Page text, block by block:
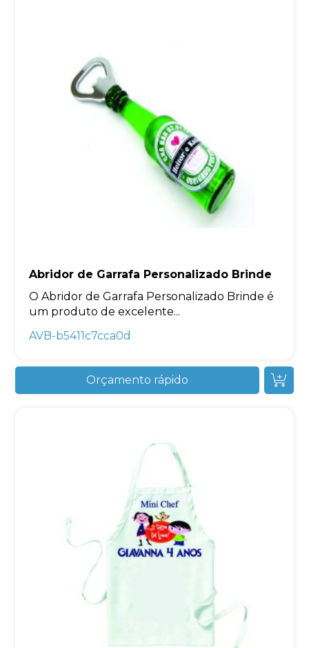
Abridor de Garrafa Personalizado Brinde
O Abridor de Garrafa Personalizado Brinde é
um produto de excelente...
AVB-b5411c7cca0d
Orçamento rápido